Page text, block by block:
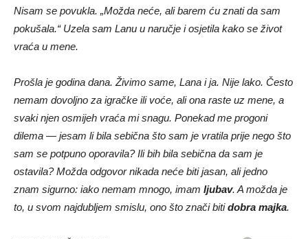
Nisam se povukla. „Možda neće, ali barem ću znati da sam
pokušala.“ Uzela sam Lanu u naručje i osjetila kako se život
vraća u mene.
Prošla je godina dana. Živimo same, Lana i ja. Nije lako. Često
nemam dovoljno za igračke ili voće, ali ona raste uz mene, a
svaki njen osmijeh vraća mi snagu. Ponekad me progoni
dilema — jesam li bila sebična što sam je vratila prije nego što
sam se potpuno oporavila? Ili bih bila sebična da sam je
ostavila? Možda odgovor nikada neće biti jasan, ali jedno
znam sigurno: iako nemam mnogo, imam ljubav. A možda je
to, u svom najdubljem smislu, ono što znači bitidobra majka.